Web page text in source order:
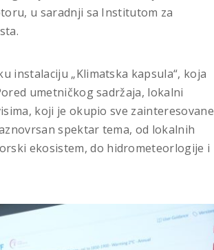
u saradnji sa Institutom za
instalaciju „Klimatska kapsula“, koja
umetničkog sadržaja, lokalni
koji je okupio sve zainteresovane
spektar tema, od lokalnih
ekosistem, do hidrometeorlogije i